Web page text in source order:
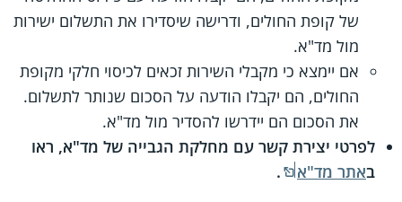
של קופת החולים, ודרישה שיסדירו את התשלום ישירות
מול מד"א.
אם יימצא כי מקבלי השירות זכאים לכיסוי חלקי מקופת
החולים, הם יקבלו הודעה על הסכום שנותר לתשלום.
את הסכום הם יידרשו להסדיר מול מד"א.
לפרטי יצירת קשר עם מחלקת הגבייה של מד"א, ראו
באתר מד"א .